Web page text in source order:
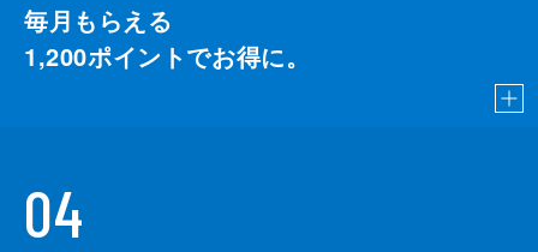
毎月もらえる
1,200ポイントでお得に。
04